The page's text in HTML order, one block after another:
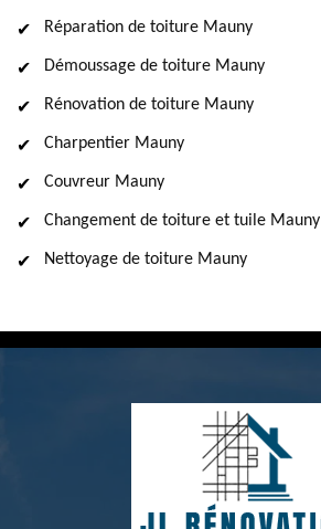
Réparation de toiture Mauny
Démoussage de toiture Mauny
Rénovation de toiture Mauny
Charpentier Mauny
Couvreur Mauny
Changement de toiture et tuile Mauny
Nettoyage de toiture Mauny